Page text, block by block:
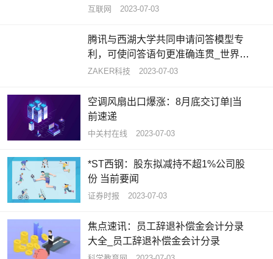
344060643拜托各位大神
互联网 2023-07-03
腾讯与西湖大学共同申请问答模型专
利，可使问答语句更准确连贯_世界热
闻
ZAKER科技 2023-07-03
空调风扇出口爆涨：8月底交订单|当
前速递
中关村在线 2023-07-03
*ST西钢：股东拟减持不超1%公司股
份 当前要闻
证券时报 2023-07-03
焦点速讯：员工辞退补偿金会计分录
大全_员工辞退补偿金会计分录